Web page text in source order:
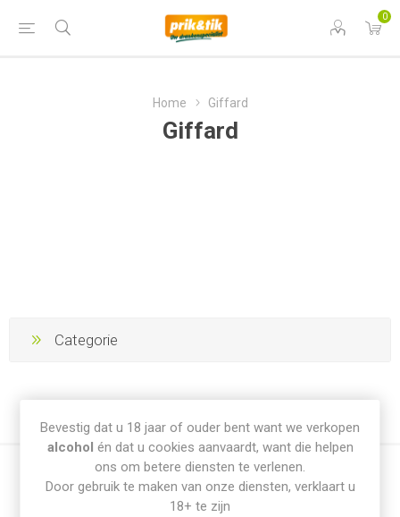
0
Home Giffard
Giffard
Categorie
Nieuwsbrief
Bevestig dat u 18 jaar of ouder bent want we verkopen
alcohol én dat u cookies aanvaardt, want die helpen
ons om betere diensten te verlenen.
Door gebruik te maken van onze diensten, verklaart u
18+ te zijn